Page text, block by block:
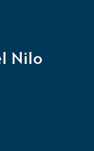
Nilo